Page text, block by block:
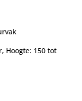
Hoogte: 150 tot